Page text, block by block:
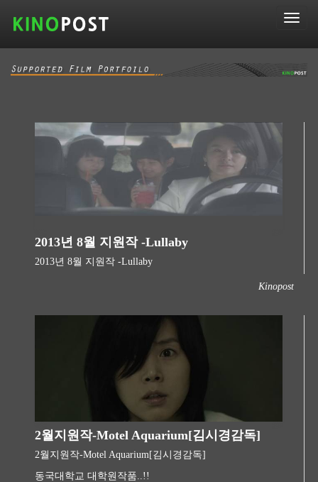
T
g
l
2013년 8월 지원작 -Lullaby
2013년 8월 지원작 -Lullaby​
Kinopost
2월지원작-Motel Aquarium[김시경감독]
2월지원작-Motel Aquarium[김시경감독]
동국대학교 대학원작품..!!